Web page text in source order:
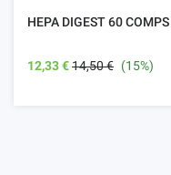
HEPA DIGEST 60 COMPS
12,33 €14,50 € (15%)